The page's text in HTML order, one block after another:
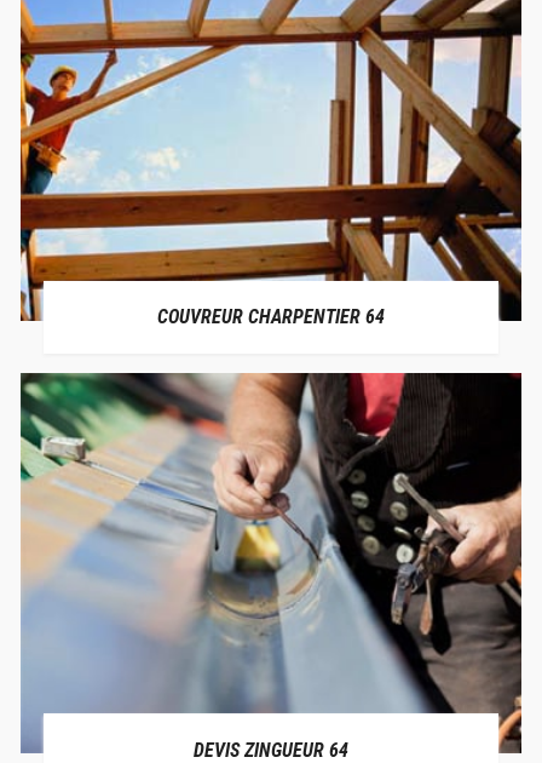
COUVREUR CHARPENTIER 64
DEVIS ZINGUEUR 64